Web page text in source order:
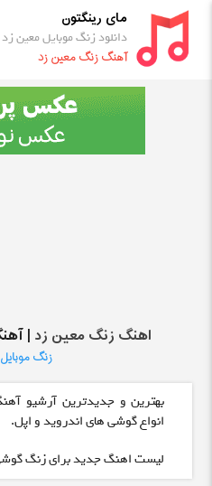
مای رینگتون
دانلود زنگ موبایل معین زد
آهنگ زنگ معین زد
اهنگ زنگ معین زد |
زنگ
بهترین و جدیدترین آرشیو
انواع گوشی های اندروید و اپل.
لیست اهنگ جدید برای زنگ